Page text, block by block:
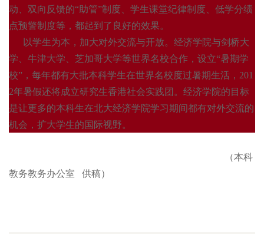
动、双向反馈的“助管”制度、学生课堂纪律制度、低学分绩
点预警制度等，都起到了良好的效果。
以学生为本，加大对外交流与开放。经济学院与剑桥大
学、牛津大学、芝加哥大学等世界名校合作，设立“暑期学
校”，每年都有大批本科学生在世界名校度过暑期生活， 201
2年暑假还将成立研究生香港社会实践团。经济学院的目标
是让更多的本科生在北大经济学院学习期间都有对外交流的
机会，扩大学生的国际视野。
（本科
教务教务办公室 供稿）